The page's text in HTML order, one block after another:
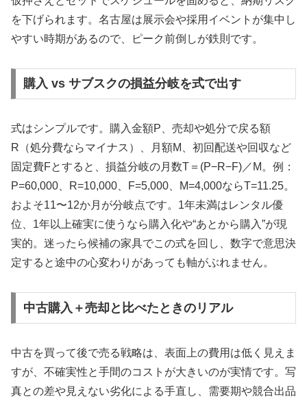
を下げられます。名古屋は展示会や採用イベントが集中し
やすい時期があるので、ピーク前倒しが鉄則です。
購入 vs サブスクの損益分岐を式で出す
式はシンプルです。購入金額P、売却や処分で戻る額
R（処分費ならマイナス）、月額M、初回配送や回収など
固定費Fとすると、損益分岐の月数T＝(P−R−F)／M。例：
P=60,000、R=10,000、F=5,000、M=4,000ならT=11.25。
およそ11〜12か月が分岐点です。1年未満はレンタル優
位、1年以上確実に使うなら購入化や“あとから購入”が現
実的。迷ったら候補の家具でこの式を回し、数字で意思決
定すると途中の心変わりがあっても軸がぶれません。
中古購入＋売却と比べたときのリアル
中古を買って後で売る戦略は、表面上の費用は低く見えま
すが、不確実性と手間のコストが大きいのが実情です。写
真との差や見えない劣化による手直し、需要期や競合出品